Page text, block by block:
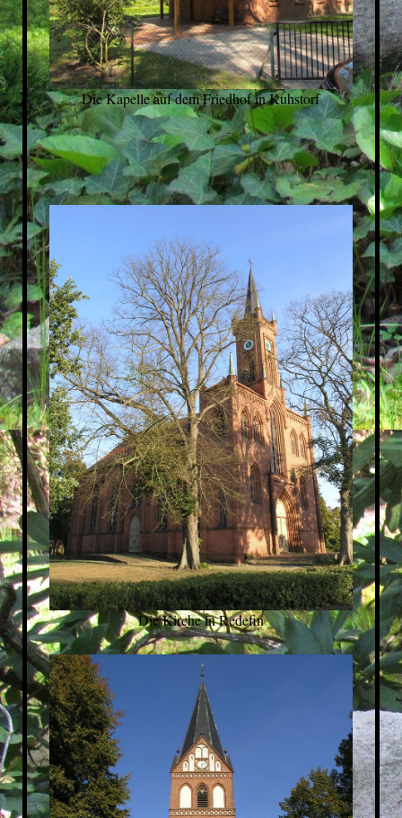
Die Kapelle auf dem Friedhof in Kuhstorf
Die Kirche in Redefin